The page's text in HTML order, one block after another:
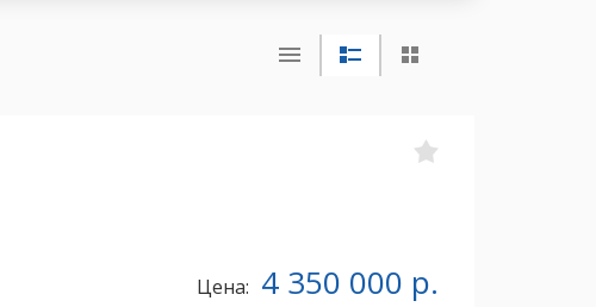
Цена: 4 350 000 р.